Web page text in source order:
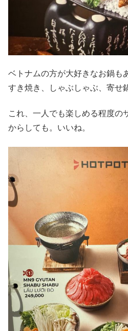
ベトナムの方が大好きなお鍋も
すき焼き、しゃぶしゃぶ、寄せ
これ、一人でも楽しめる程度の
からしても。いいね。